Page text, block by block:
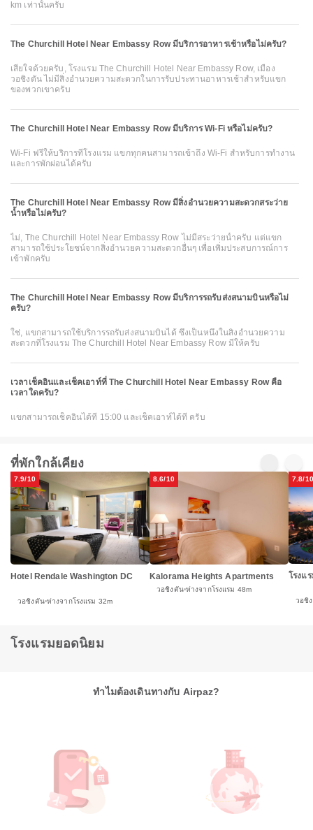
km เท่านั้นครับ
The Churchill Hotel Near Embassy Row มีบริการอาหารเช้าหรือไม่ครับ?
เสียใจด้วยครับ, โรงแรม The Churchill Hotel Near Embassy Row, เมือง
วอชิงตัน ไม่มีสิ่งอำนวยความสะดวกในการรับประทานอาหารเช้าสำหรับแขก
ของพวกเขาครับ
The Churchill Hotel Near Embassy Row มีบริการ Wi-Fi หรือไม่ครับ?
Wi-Fi ฟรีให้บริการที่โรงแรม แขกทุกคนสามารถเข้าถึง Wi-Fi สำหรับการทำงาน
และการพักผ่อนได้ครับ
The Churchill Hotel Near Embassy Row มีสิ่งอำนวยความสะดวกสระว่าย
น้ำหรือไม่ครับ?
ไม่, The Churchill Hotel Near Embassy Row ไม่มีสระว่ายน้ำครับ แต่แขก
สามารถใช้ประโยชน์จากสิ่งอำนวยความสะดวกอื่นๆ เพื่อเพิ่มประสบการณ์การ
เข้าพักครับ
The Churchill Hotel Near Embassy Row มีบริการรถรับส่งสนามบินหรือไม่
ครับ?
ใช่, แขกสามารถใช้บริการรถรับส่งสนามบินได้ ซึ่งเป็นหนึ่งในสิ่งอำนวยความ
สะดวกที่โรงแรม The Churchill Hotel Near Embassy Row มีให้ครับ
เวลาเช็คอินและเช็คเอาท์ที่ The Churchill Hotel Near Embassy Row คือ
เวลาใดครับ?
แขกสามารถเช็คอินได้ที่ 15:00 และเช็คเอาท์ได้ที่ ครับ
ที่พักใกล้เคียง
7.9/10
Hotel Rendale Washington DC
วอชิงตัน ห่างจากโรงแรม 32m
8.6/10
Kalorama Heights Apartments
วอชิงตัน ห่างจากโรงแรม 48m
7.8/10
โรงแ
วอชิ
โรงแรมยอดนิยม
ทำไมต้องเดินทางกับ Airpaz?